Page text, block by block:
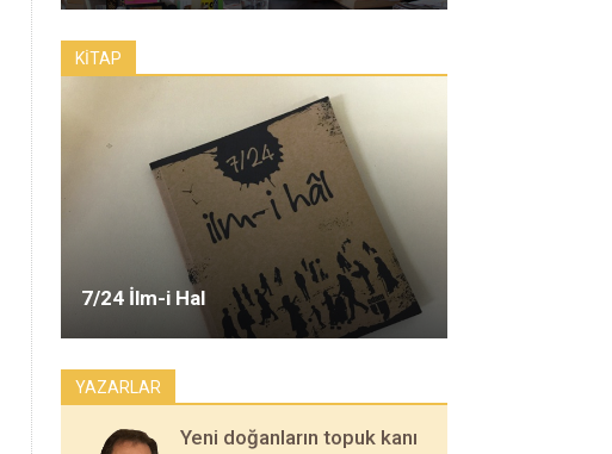
KİTAP
7/24 İlm-i Hal
YAZARLAR
Yeni doğanların topuk kanı